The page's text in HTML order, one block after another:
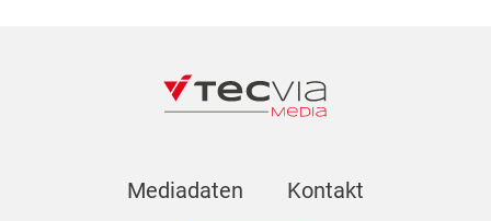
Mediadaten Kontakt